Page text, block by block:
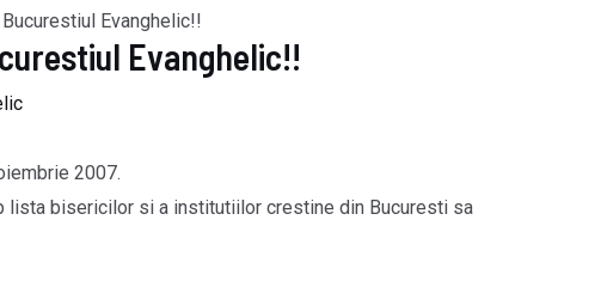
Evanghelic!!
Evanghelic!!
2007.
lista bisericilor si a institutiilor crestine din Bucuresti sa